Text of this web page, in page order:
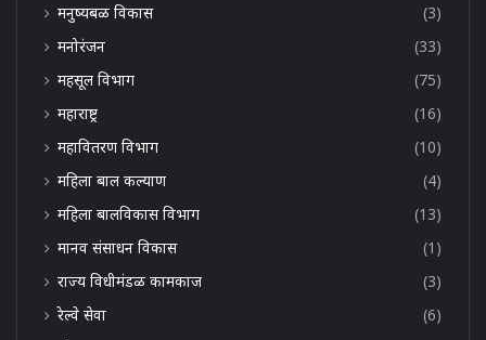
मनुष्यबळ विकास
(3)
मनोरंजन
(33)
महसूल विभाग
(75)
महाराष्ट्र
(16)
महावितरण विभाग
(10)
महिला बाल कल्याण
(4)
महिला बालविकास विभाग
(13)
मानव संसाधन विकास
(1)
राज्य विधीमंडळ कामकाज
(3)
रेल्वे सेवा
(6)